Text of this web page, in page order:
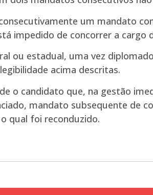
um mandato
impedido de concorrer a cargo
ou estadual, uma vez
acima descritas.
o candidato que, na gestão
mandato subsequente de
qual foi reconduzido.